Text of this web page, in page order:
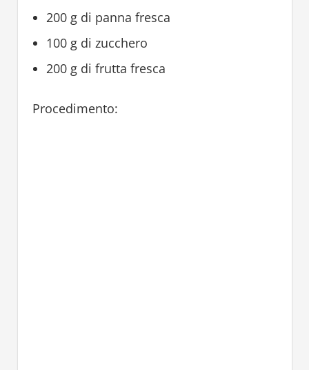
200 g di panna fresca
100 g di zucchero
200 g di frutta fresca
Procedimento: